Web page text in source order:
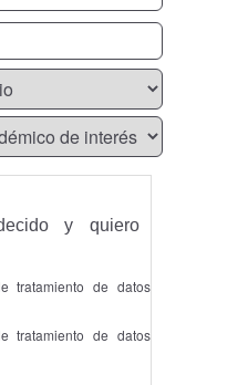
y quiero
tratamiento de datos
tratamiento de datos